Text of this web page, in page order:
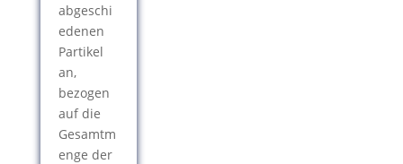
abgeschi
edenen
Partikel
an,
bezogen
auf die
Gesamtm
enge der